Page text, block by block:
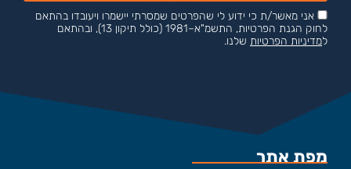
אני מאשר/ת כי ידוע לי שהפרטים שמסרתי יישמרו ויעובדו בהתאם
לחוק הגנת הפרטיות, התשמ"א–1981 (כולל תיקון 13), ובהתאם
למדיניות הפרטיות שלנו.
מפת אתר